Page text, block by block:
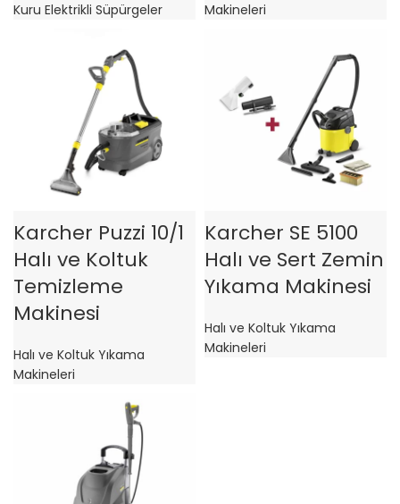
Kuru Elektrikli Süpürgeler
Makineleri
Karcher Puzzi 10/1
Halı ve Koltuk
Temizleme
Makinesi
Halı ve Koltuk Yıkama
Makineleri
Karcher SE 5100
Halı ve Sert Zemin
Yıkama Makinesi
Halı ve Koltuk Yıkama
Makineleri